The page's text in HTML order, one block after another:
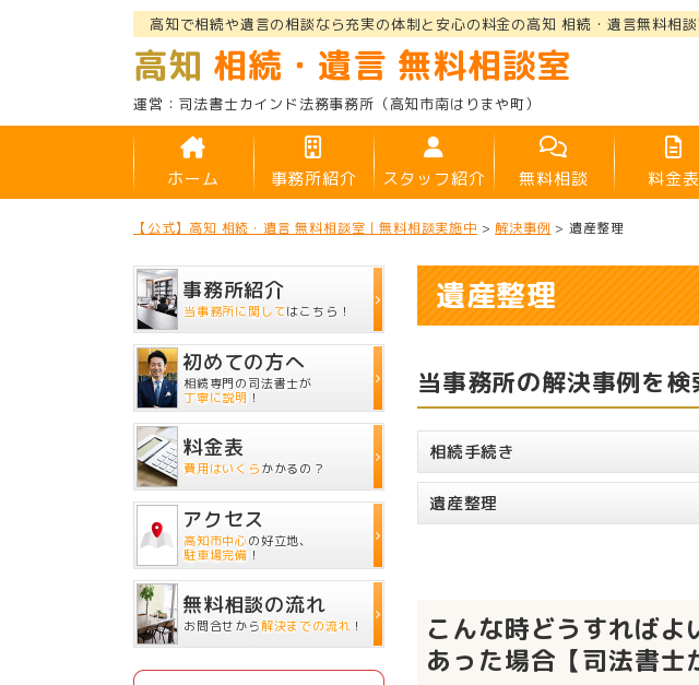
高知で相続や遺言の相談なら充実の体制と安心の料金の高知 相続・遺言無料相
高知 相続・遺言 無料相談室
司法書士カインド法務事務所 （高知市南はりまや町）
ホーム 事務所紹介 スタッフ紹介 無料相談 料金表
【公式】高知 相続・遺言 無料相談室｜無料相談実施中 >解決事例 > 遺産整理
遺産整理
当事務所の解決事例を検
相続手続き
遺産整理
こんな時どうすれば
あった場合【司法書士
事務所紹介
当事務所に関してはこちら！
初めての方へ
相続専門の司法書士が
丁寧に説明 ！
料金表
費用はいくらかかるの？
アクセス
高知市中心の好立地、
駐車場完備 ！
無料相談の流れ
お問合せから解決までの流れ ！